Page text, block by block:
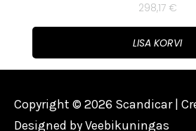
298,17 €
LISA KORVI
Copyright © 2026 Scandicar |
Designed byVeebikuningas